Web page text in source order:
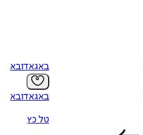
באגאדובא
באגאדובא
טל כץ